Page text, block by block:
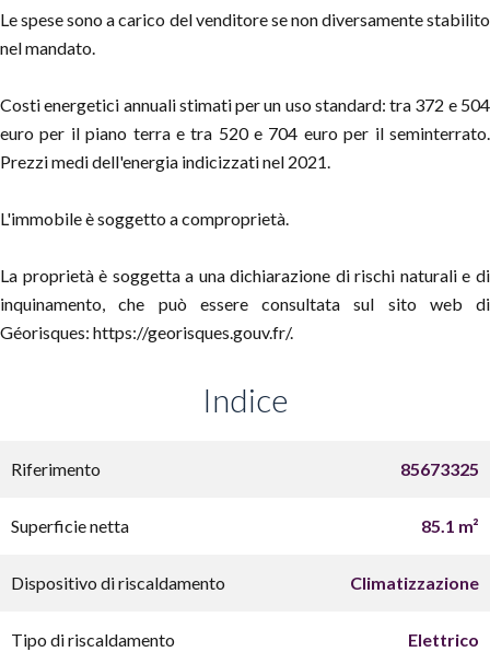
Le spese sono a carico del venditore se non diversamente stabilito
nel mandato.
Costi energetici annuali stimati per un uso standard: tra 372 e 504
euro per il piano terra e tra 520 e 704 euro per il seminterrato.
Prezzi medi dell'energia indicizzati nel 2021.
L'immobile è soggetto a comproprietà.
La proprietà è soggetta a una dichiarazione di rischi naturali e di
inquinamento, che può essere consultata sul sito web di
Géorisques: https://georisques.gouv.fr/.
Indice
Riferimento 85673325
Superficie netta 85.1 m²
Dispositivo di riscaldamento Climatizzazione
Tipo di riscaldamento Elettrico